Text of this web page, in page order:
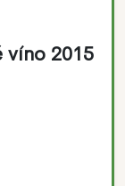
víno 2015